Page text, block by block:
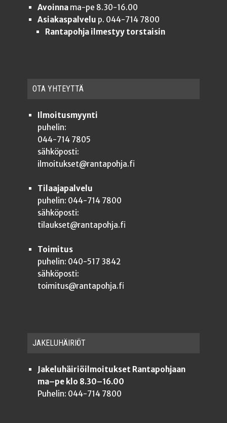
Avoinnama-pe 8.30-16.00
Asiakaspalvelu p. 044-714 7800
Rantapohja ilmestyy torstaisin
OTA YHTEYT­TÄ
Ilmoitusmyynti
puhelin:
044-714 7805
sähköposti:
ilmoitukset@rantapohja.fi
Tilaajapalvelu
puhelin: 044-714 7800
sähköposti:
tilaukset@rantapohja.fi
Toimitus
puhelin: 040-517 3842
sähköposti:
toimitus@rantapohja.fi
JAKE­LU­HÄI­RIÖT
Jakeluhäiriöilmoitukset Rantapohjaan
ma–pe klo 8.30–16.00
Puhelin: 044-714 7800